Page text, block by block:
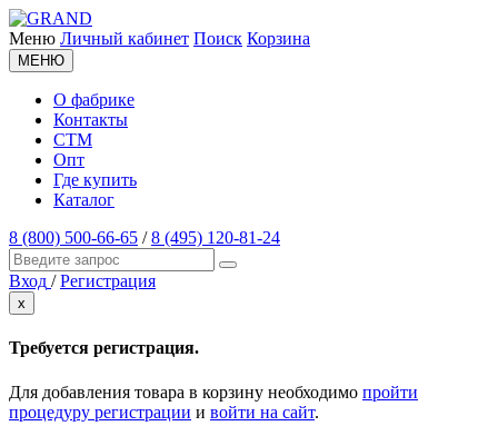
Меню Личный кабинет Поиск Корзина
МЕНЮ
О фабрике
Контакты
СТМ
Опт
Где купить
Каталог
8 (800) 500-66-65 /8 (495) 120-81-24
Вход / Регистрация
x
Требуется регистрация.
Для добавления товара в корзину необходимо пройти
процедуру регистрации и войти на сайт.